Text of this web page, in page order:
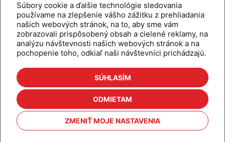
Súbory cookie a ďalšie technológie sledovania
používame na zlepšenie vášho zážitku z prehliadania
našich webových stránok, na to, aby sme vám
zobrazovali prispôsobený obsah a cielené reklamy, na
analýzu návštevnosti našich webových stránok a na
pochopenie toho, odkiaľ naši návštevníci prichádzajú.
SÚHLASÍM
ODMIETAM
ZMENIŤ MOJE NASTAVENIA
Domov
Produkty
Aktuality
Odber šikovné tipy
Kalkulačky
Cenníky
Na stiahnutie
Referencie
Kontakt
Nastavenie cookies